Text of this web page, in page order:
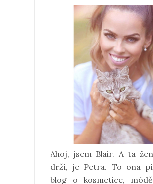
Ahoj, jsem Blair. A ta
drží, je Petra. To ona
blog o kosmetice,